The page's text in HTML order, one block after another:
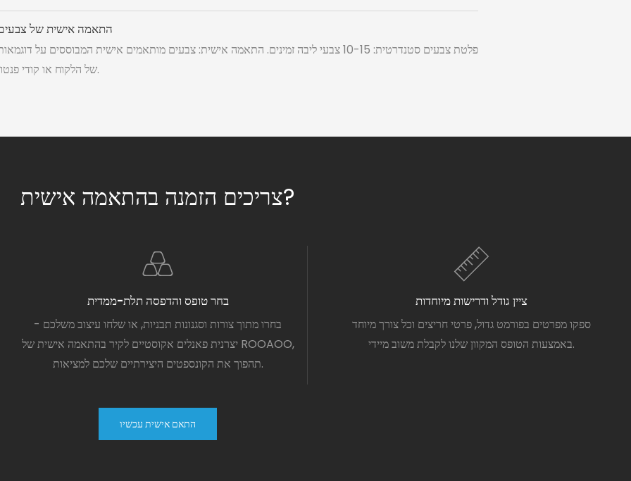
התאמה אישית של
פלטת צבעים סטנדרטית: 10-15 צבעי ליבה זמינים. התאמה אישית: צבעים מותאמים אישית המבוססים על
של הלקוח או קודי פנטון.
צריכים הזמנה בהתאמה אישית?
בחר טופס והדפסה תלת-ממדית
בחרו מתוך צורות וסגנונות תבניות, או שלחו עיצוב משלכם -
יצרנית פאנלים אקוסטיים לקיר בהתאמה אישית של ROOAOO,
תהפוך את הקונספטים היצירתיים שלכם למציאות.
ציין גודל ודרישות מיוחדות
ספקו מפרטים בפורמט גדול, פרטי חריצים וכל צורך מיוחד
באמצעות הטופס המקוון שלנו לקבלת משוב מיידי.
התאם אישית עכשיו